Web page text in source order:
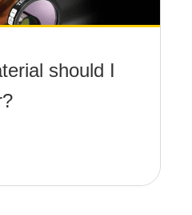
should I